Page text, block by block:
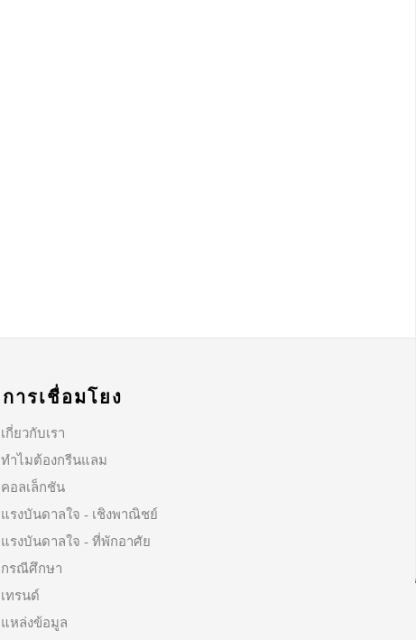
การเชื่อมโยง
เกี่ยวกับเรา
ทำไมต้องกรีนแลม
คอลเล็กชัน
แรงบันดาลใจ - เชิงพาณิชย์
แรงบันดาลใจ - ที่พักอาศัย
กรณีศึกษา
เทรนด์
แหล่งข้อมูล